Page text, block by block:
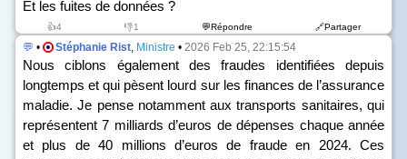
Et les fuites de données ?
👍4 👎1 💬Répondre 🔗Partager
💬 • Stéphanie Rist, Ministre • 2026 Feb 25, 22:15:54
Nous ciblons également des fraudes identifiées depuis
longtemps et qui pèsent lourd sur les finances de l’assurance
maladie. Je pense notamment aux transports sanitaires, qui
représentent 7 milliards d’euros de dépenses chaque année
et plus de 40 millions d’euros de fraude en 2024. Ces